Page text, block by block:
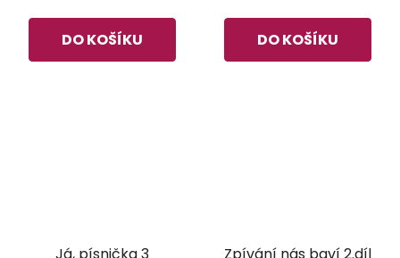
DO KOŠÍKU DO KOŠÍKU